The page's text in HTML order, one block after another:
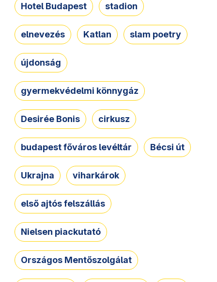
Hotel Budapest stadion
elnevezés Katlan slam poetry
újdonság
gyermekvédelmi könnygáz
Desirée Bonis cirkusz
budapest főváros levéltár Bécsi út
Ukrajna viharkárok
első ajtós felszállás
Nielsen piackutató
Országos Mentőszolgálat